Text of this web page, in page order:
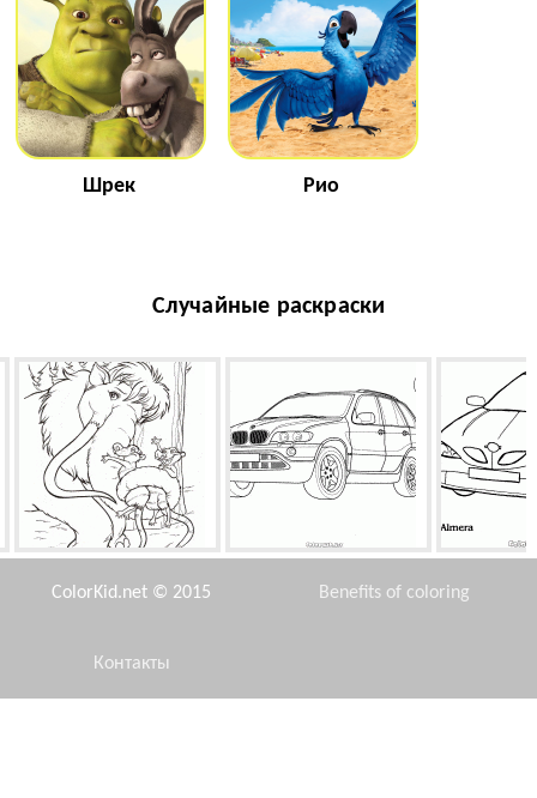
Шрек Рио
Случайные раскраски
Братишки и сестренка BMW (Германия)
ColorKid.net © 2015 Benefits of coloring
Контакты